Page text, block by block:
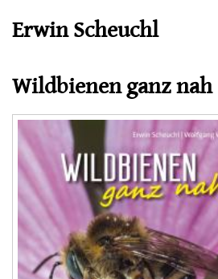
Erwin Scheuchl
Wildbienen ganz nah